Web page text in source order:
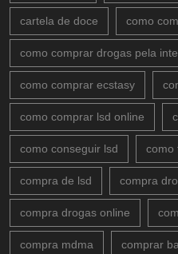
cartela de doce como
como comprar drogas pela
como comprar ecstasy
como comprar lsd online
como conseguir lsd como
compra de lsd compra
compra drogas online
compra mdma comprar